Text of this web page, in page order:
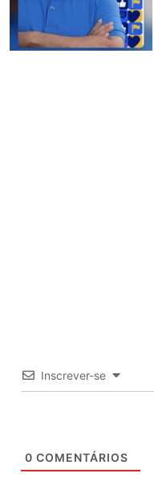
Inscrever-se
0 COMENTÁRIOS